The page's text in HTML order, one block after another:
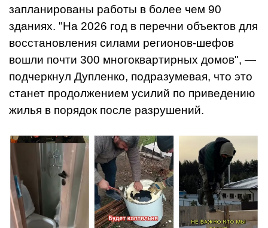
запланированы работы в более чем 90
зданиях. "На 2026 год в перечни объектов для
восстановления силами регионов-шефов
вошли почти 300 многоквартирных домов", —
подчеркнул Дупленко, подразумевая, что это
станет продолжением усилий по приведению
жилья в порядок после разрушений.